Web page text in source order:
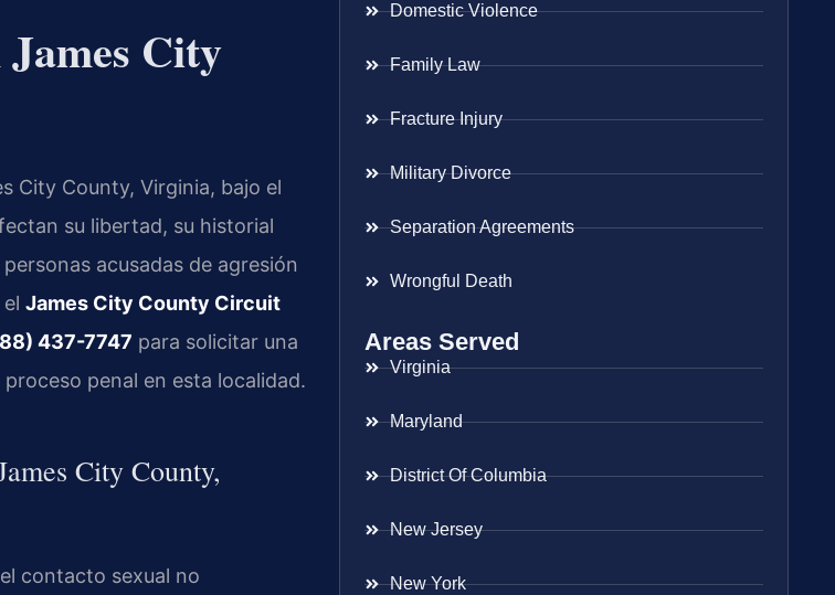
City
City County, Virginia, bajo el
su libertad, su historial
acusadas de agresión
James City County Circuit
437-7747 para solicitar una
penal en esta localidad.
City County,
contacto sexual no
Domestic Violence
Family Law
Fracture Injury
Military Divorce
Separation Agreements
Wrongful Death
Areas Served
Virginia
Maryland
District Of Columbia
New Jersey
New York